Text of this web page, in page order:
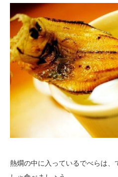
熱燗の中に入っているでべらは